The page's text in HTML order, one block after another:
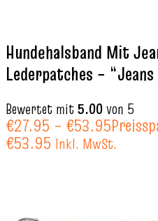
Hundehalsband Mit
Lederpatches –
Bewertet mit5.00von 5
€27.95 – €53.95
€53.95 Inkl. MwSt.